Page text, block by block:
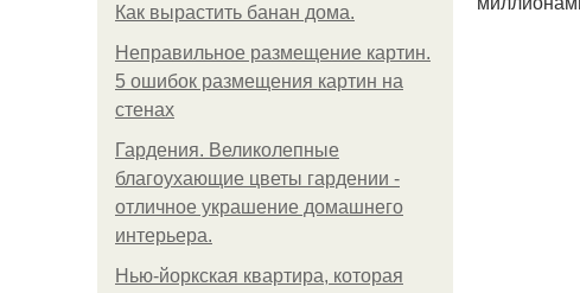
Как вырастить банан дома.
Неправильное размещение картин.
5 ошибок размещения картин на
стенах
Гардения. Великолепные
благоухающие цветы гардении -
отличное украшение домашнего
интерьера.
Нью-йоркская квартира, которая